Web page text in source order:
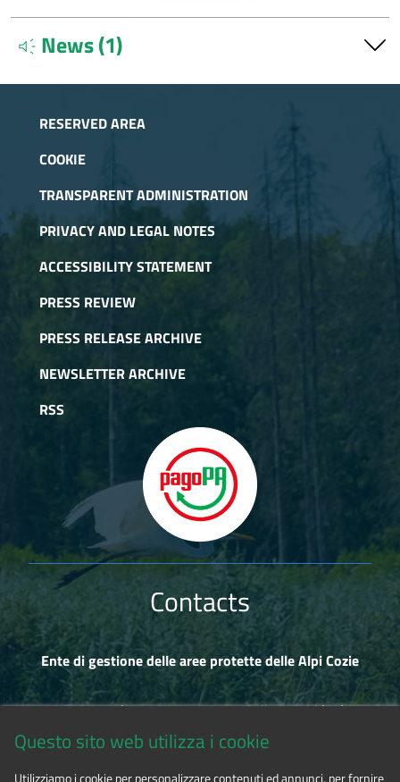
brand_awarenessNews (1)
Il giardino botanico nascosto del rifugio Balma
Feb. 22, 2024
Il quarto video della Val Sangone presenta il "giardino
botanico nascosto" del Rifugio Balma, tramite una guida del
RESERVED AREA
COOKIE
TRANSPARENT ADMINISTRATION
PRIVACY AND LEGAL NOTES
ACCESSIBILITY STATEMENT
PRESS REVIEW
PRESS RELEASE ARCHIVE
NEWSLETTER ARCHIVE
RSS
Contacts
Ente di gestione delle aree protette delle Alpi Cozie
Via Fransuà Fontan, 1 - 10050 Salbertrand (TO)
Questo sito web utilizza i cookie